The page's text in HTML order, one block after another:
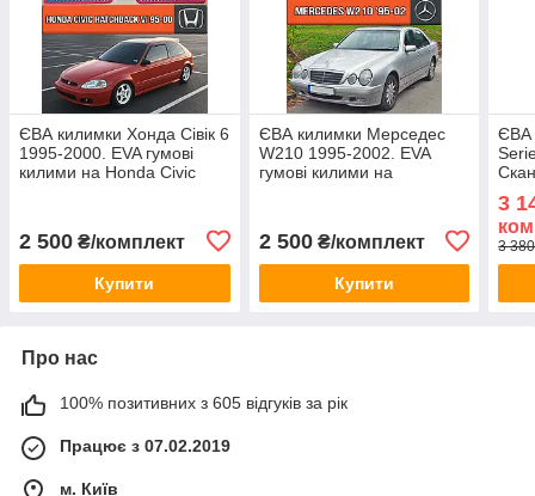
ЄВА килимки Хонда Сівік 6
1995-2000. EVA гумові
килими на Honda Civiс
2 500 ₴/комплект
Купити
ЄВА килимки Мерседес
W210 1995-2002. EVA
гумові килими на
2 500₴/комплект
Купити
ЄВА
3
3
Про нас
100% позитивних з 605 відгуків за рік
Працює з 07.02.2019
м. Київ